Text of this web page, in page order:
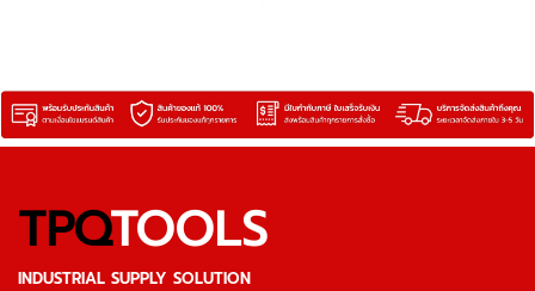
TPQTOOLS
INDUSTRIAL SUPPLY SOLUTION